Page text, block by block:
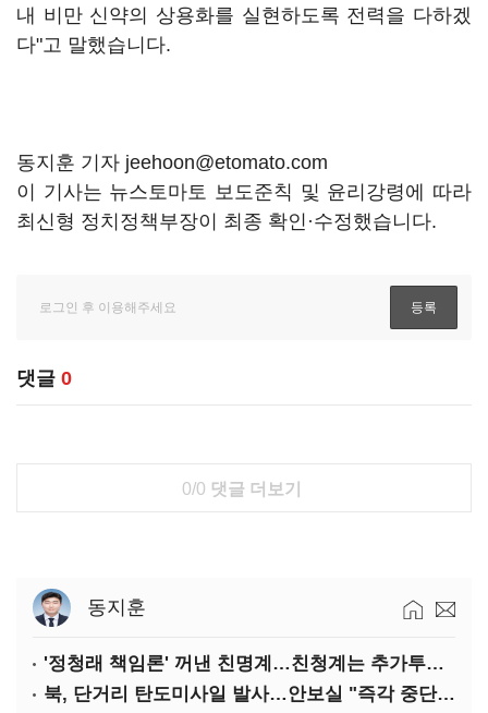
내 비만 신약의 상용화를 실현하도록 전력을 다하겠
다"고 말했습니다.
동지훈 기자 jeehoon@etomato.com
이 기사는 뉴스토마토 보도준칙 및 윤리강령에 따라
최신형 정치정책부장이 최종 확인·수정했습니다.
댓글 0
0/0 댓글 더보기
동지훈
'정청래 책임론' 꺼낸 친명계…친청계는 추가투표 때리기
북, 단거리 탄도미사일 발사…안보실 "즉각 중단 촉구"